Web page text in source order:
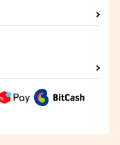
作品詳細